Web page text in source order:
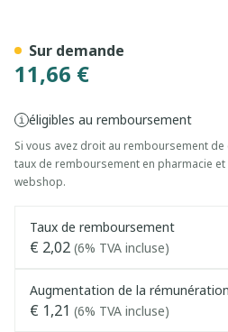
11,66 €
éligibles au remboursement
Si vous avez droit au remboursement
taux de remboursement en pharmacie
webshop.
Taux de remboursement
€ 2,02 (6% TVA incluse)
Augmentation de la rémunération
€ 1,21 (6% TVA incluse)
Sur demande